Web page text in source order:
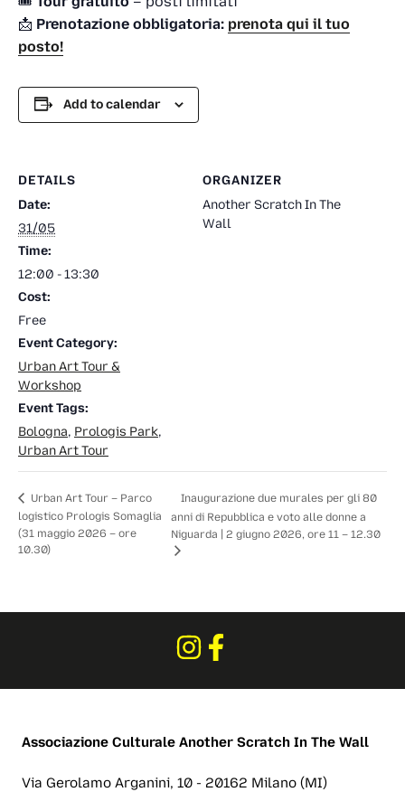
📩 Prenotazione obbligatoria: prenota qui il tuo
posto!
Add to calendar
DETAILS
Date:
31/05
Time:
12:00 - 13:30
Cost:
Free
Event Category:
Urban Art Tour &
Workshop
Event Tags:
Bologna, Prologis Park,
Urban Art Tour
ORGANIZER
Another Scratch In The
Wall
Urban Art Tour – Parco
logistico Prologis Somaglia
(31 maggio 2026 – ore
10.30)
Inaugurazione due murales per gli 80
anni di Repubblica e voto alle donne a
Niguarda | 2 giugno 2026, ore 11 – 12.30
Associazione Culturale Another Scratch In The Wall
Via Gerolamo Arganini, 10 - 20162 Milano (MI)